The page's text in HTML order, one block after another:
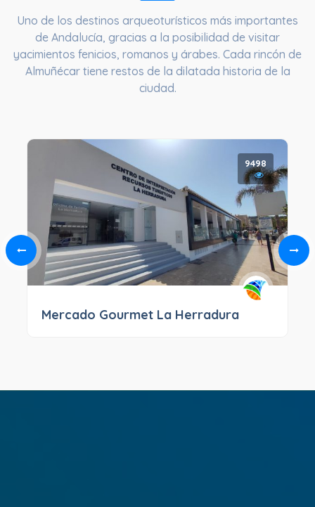
Uno de los destinos arqueoturísticos más importantes
de Andalucía, gracias a la posibilidad de visitar
yacimientos fenicios, romanos y árabes. Cada rincón de
Almuñécar tiene restos de la dilatada historia de la
ciudad.
9498
Mercado Gourmet La Herradura